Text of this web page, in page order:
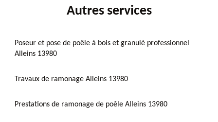
Autres services
Poseur et pose de poêle à bois et granulé professionnel
Alleins 13980
Travaux de ramonage Alleins 13980
Prestations de ramonage de poêle Alleins 13980